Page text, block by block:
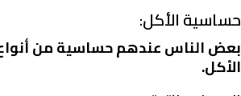
حساسية الأكل:
بعض الناس عندهم حساسية من أنواع
الأكل.